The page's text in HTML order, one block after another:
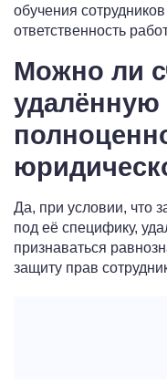
обучения
ответственность
Можно ли
удалённую
Да, при условии, что
под её специфику,
признаваться
защиту прав